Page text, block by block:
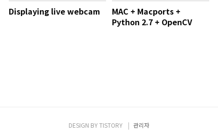
Displaying live webcam
MAC + Macports +
Python 2.7 + OpenCV
DESIGN BYTISTORY 관리자